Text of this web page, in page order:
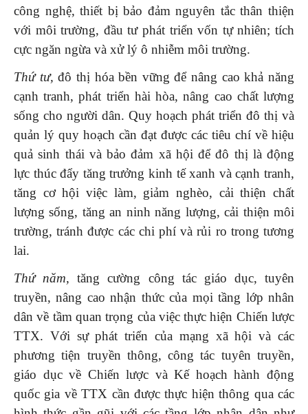
công nghệ, thiết bị bảo đảm nguyên tắc thân thiện
với môi trường, đầu tư phát triển vốn tự nhiên; tích
cực ngăn ngừa và xử lý ô nhiễm môi trường.
Thứ tư, đô thị hóa bền vững để nâng cao khả năng
cạnh tranh, phát triển hài hòa, nâng cao chất lượng
sống cho người dân. Quy hoạch phát triển đô thị và
quản lý quy hoạch cần đạt được các tiêu chí về hiệu
quả sinh thái và bảo đảm xã hội để đô thị là động
lực thúc đẩy tăng trưởng kinh tế xanh và cạnh tranh,
tăng cơ hội việc làm, giảm nghèo, cải thiện chất
lượng sống, tăng an ninh năng lượng, cải thiện môi
trường, tránh được các chi phí và rủi ro trong tương
lai.
Thứ năm, tăng cường công tác giáo dục, tuyên
truyền, nâng cao nhận thức của mọi tầng lớp nhân
dân về tầm quan trọng của việc thực hiện Chiến lược
TTX. Với sự phát triển của mạng xã hội và các
phương tiện truyền thông, công tác tuyên truyền,
giáo dục về Chiến lược và Kế hoạch hành động
quốc gia về TTX cần được thực hiện thông qua các